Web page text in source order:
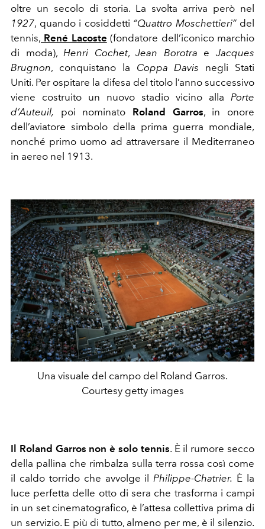
oltre un secolo di storia. La svolta arriva però nel
1927, quando i cosiddetti “Quattro Moschettieri”del
tennis, René Lacoste (fondatore dell’iconico marchio
di moda), Henri Cochet,Jean Borotra eJacques
Brugnon, conquistano la Coppa Davis negli Stati
Uniti. Per ospitare la difesa del titolo l’anno successivo
viene costruito un nuovo stadio vicino alla Porte
d’Auteuil, poi nominato Roland Garros, in onore
dell’aviatore simbolo della prima guerra mondiale,
nonché primo uomo ad attraversare il Mediterraneo
in aereo nel 1913.
Una visuale del campo del Roland Garros.
Courtesy getty images
Il Roland Garros non è solo tennis. È il rumore secco
della pallina che rimbalza sulla terra rossa così come
il caldo torrido che avvolge il Philippe-Chatrier. È la
luce perfetta delle otto di sera che trasforma i campi
in un set cinematografico, è l’attesa collettiva prima di
un servizio. E più di tutto, almeno per me, è il silenzio.